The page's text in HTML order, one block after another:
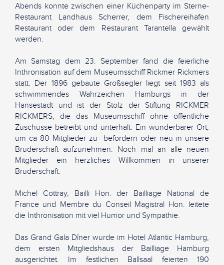
Abends konnte zwischen einer Küchenparty im Sterne-
Restaurant Landhaus Scherrer, dem Fischereihafen
Restaurant oder dem Restaurant Tarantella gewählt
werden.
Am Samstag dem 23. September fand die feierliche
Inthronisation auf dem Museumsschiff Rickmer Rickmers
statt. Der 1896 gebaute Großsegler liegt seit 1983 als
schwimmendes Wahrzeichen Hamburgs in der
Hansestadt und ist der Stolz der Stiftung RICKMER
RICKMERS, die das Museumsschiff ohne öffentliche
Zuschüsse betreibt und unterhält. Ein wunderbarer Ort,
um ca 80 Mitglieder zu befördern oder neu in unsere
Bruderschaft aufzunehmen. Noch mal an alle neuen
Mitglieder ein herzliches Willkommen in unserer
Bruderschaft.
Michel Cottray, Bailli Hon. der Bailliage National de
France und Membre du Conseil Magistral Hon. leitete
die Inthronisation mit viel Humor und Sympathie.
Das Grand Gala Dîner wurde im Hotel Atlantic Hamburg,
dem ersten Mitgliedshaus der Bailliage Hamburg
ausgerichtet. Im festlichen Ballsaal feierten 190